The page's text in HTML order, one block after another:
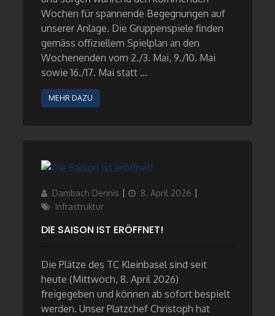
Wochen für spannende Begegnungen auf
unserer Anlage. Die Gruppenspiele finden
gemäss offiziellem Spielplan an den
Wochenenden vom 2./3. Mai, 9./10. Mai
sowie 16./17. Mai statt …
MEHR DAZU
Author
Dambach Dennis
Updated
8. April 2026
Infrastruktur
DIE SAISON IST ERÖFFNET!
Die Plätze des TC Kleinbasel sind seit
heute (Mittwoch, 8. April 2026)
freigegeben und können ab sofort bespielt
werden. Unser Platzchef Christoph hat